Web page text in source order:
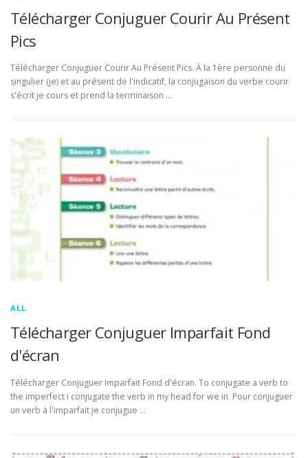
Télécharger Conjuguer Courir Au Présent
Pics
Télécharger Conjuguer Courir Au Présent Pics. À la 1ère personne du
singulier (je) et au présent de l'indicatif, la conjugaison du verbe courir
s'écrit je cours et prend la terminaison …
ALL
Télécharger Conjuguer Imparfait Fond
d'écran
Télécharger Conjuguer Imparfait Fond d'écran. To conjugate a verb to
the imperfect i conjugate the verb in my head for we in. Pour conjuguer
un verb à l'imparfait je conjugue …